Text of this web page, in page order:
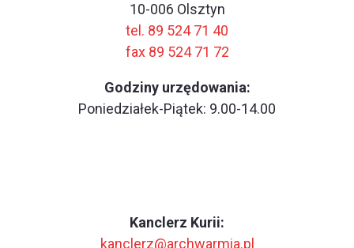
10-006 Olsztyn
tel. 89 524 71 40
fax 89 524 71 72
Godziny urzędowania:
Poniedziałek-Piątek: 9.00-14.00
Kanclerz Kurii:
kanclerz@archwarmia.pl